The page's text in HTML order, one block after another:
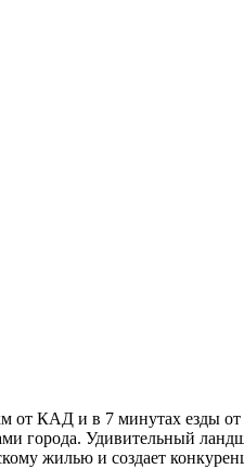
КАД и в 7 минутах езды от
города. Удивительный
жилью и создает